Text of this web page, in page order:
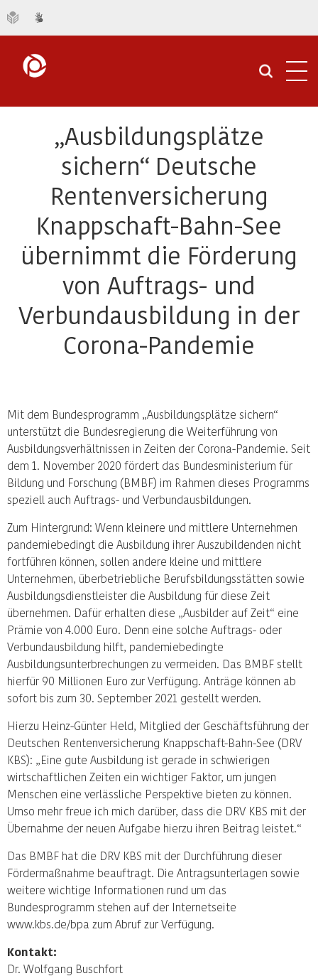
„Ausbildungsplätze
sichern“ Deutsche
Rentenversicherung
Knappschaft-Bahn-See
übernimmt die Förderung
von Auftrags- und
Verbundausbildung in der
Corona-Pandemie
Mit dem Bundesprogramm „Ausbildungsplätze sichern“
unterstützt die Bundesregierung die Weiterführung von
Ausbildungsverhältnissen in Zeiten der Corona-Pandemie. Seit
dem 1. November 2020 fördert das Bundesministerium für
Bildung und Forschung (BMBF) im Rahmen dieses Programms
speziell auch Auftrags- und Verbundausbildungen.
Zum Hintergrund: Wenn kleinere und mittlere Unternehmen
pandemiebedingt die Ausbildung ihrer Auszubildenden nicht
fortführen können, sollen andere kleine und mittlere
Unternehmen, überbetriebliche Berufsbildungsstätten sowie
Ausbildungsdienstleister die Ausbildung für diese Zeit
übernehmen. Dafür erhalten diese „Ausbilder auf Zeit“ eine
Prämie von 4.000 Euro. Denn eine solche Auftrags- oder
Verbundausbildung hilft, pandemiebedingte
Ausbildungsunterbrechungen zu vermeiden. Das BMBF stellt
hierfür 90 Millionen Euro zur Verfügung. Anträge können ab
sofort bis zum 30. September 2021 gestellt werden.
Hierzu Heinz-Günter Held, Mitglied der Geschäftsführung der
Deutschen Rentenversicherung Knappschaft-Bahn-See (DRV
KBS): „Eine gute Ausbildung ist gerade in schwierigen
wirtschaftlichen Zeiten ein wichtiger Faktor, um jungen
Menschen eine verlässliche Perspektive bieten zu können.
Umso mehr freue ich mich darüber, dass die DRV KBS mit der
Übernahme der neuen Aufgabe hierzu ihren Beitrag leistet.“
Das BMBF hat die DRV KBS mit der Durchführung dieser
Fördermaßnahme beauftragt. Die Antragsunterlagen sowie
weitere wichtige Informationen rund um das
Bundesprogramm stehen auf der Internetseite
www.kbs.de/bpa zum Abruf zur Verfügung.
Kontakt:
Dr. Wolfgang Buschfort